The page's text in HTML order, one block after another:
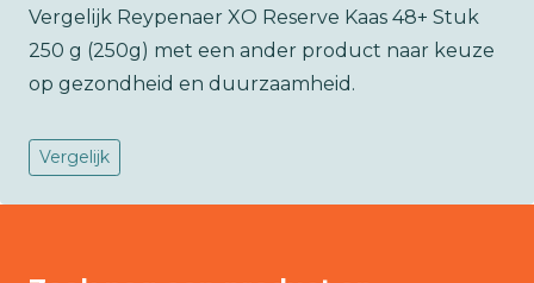
Vergelijk Reypenaer XO Reserve Kaas 48+ Stuk
250 g (250g) met een ander product naar keuze
op gezondheid en duurzaamheid.
Vergelijk